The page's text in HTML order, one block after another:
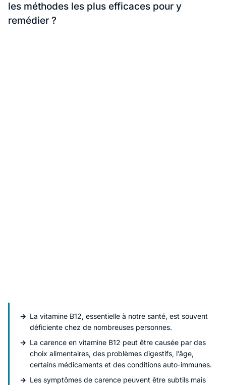
les méthodes les plus efficaces pour y
remédier ?
La vitamine B12, essentielle à notre santé, est souvent
déficiente chez de nombreuses personnes.
La carence en vitamine B12 peut être causée par des
choix alimentaires, des problèmes digestifs, l’âge,
certains médicaments et des conditions auto-immunes.
Les symptômes de carence peuvent être subtils mais